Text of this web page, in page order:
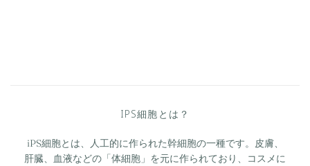
IPS細胞とは？
iPS細胞とは、人工的に作られた幹細胞の一種です。皮膚、
肝臓、血液などの「体細胞」を元に作られており、コスメに